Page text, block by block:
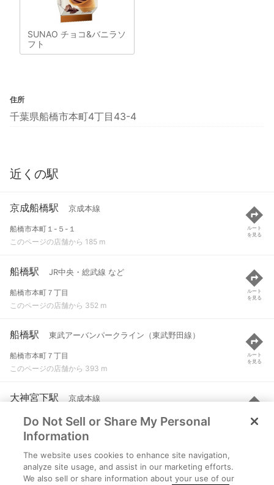
SUNAO チョコ&バニラソ
フト
住所
千葉県船橋市本町4丁目43-4
近くの駅
京成船橋駅 京成本線
船橋市本町１-５-１
このページの店舗から 185 m
ルート
を見る
船橋駅 JR中央・総武線 など
船橋市本町７丁目
このページの店舗から 352 m
ルート
を見る
船橋駅 東武アーバンパークライン（東武野田線）
船橋市本町７丁目
このページの店舗から 393 m
ルート
を見る
大神宮下駅 京成本線
船橋市宮本２-９-９
このページの店舗から 723 m
ルート
を見る
東海神駅 東葉高速線
船橋市海神２-１５地下１号
Do Not Sell or Share My Personal
Information
The website uses cookies to enhance site navigation,
analyze site usage, and assist in our marketing efforts.
We also sell or share information about your use of our